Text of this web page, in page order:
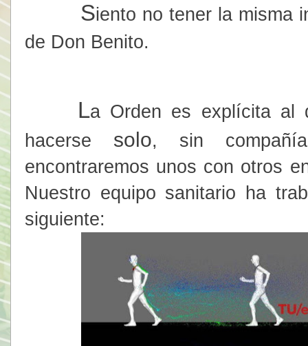
Siento no tener la misma
de Don Benito.
La Orden es explícita al
hacerse solo, sin
encontraremos unos con otros
Nuestro equipo sanitario ha
siguiente: